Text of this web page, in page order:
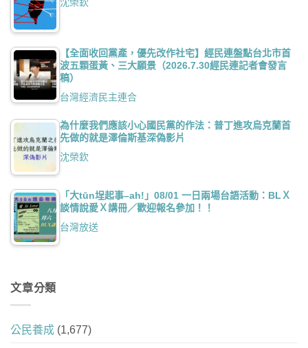
【全面收回黨產，優先改作社宅】經民連盤點台北市首
波五顆蛋黃、三大願景（2026.7.30經民連記者會發言
稿）
台灣經濟民主連合
為什麼我們應該小心國民黨的作法：普丁進攻烏克蘭首
先做的就是澤倫斯基深偽影片
沈榮欽
「大tūn埕起事–ah!」08/01 一日兩場台語活動：BLＸ
談情說愛Ｘ講冊／歡迎報名參加！！
台灣放送
文章分類
公民養成 (1,677)